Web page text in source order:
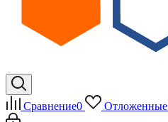
Сравнение0 Отложенные